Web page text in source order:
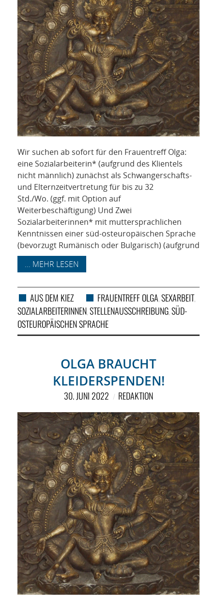
Wir suchen ab sofort für den Frauentreff Olga:
eine Sozialarbeiterin* (aufgrund des Klientels
nicht männlich) zunächst als Schwangerschafts-
und Elternzeitvertretung für bis zu 32
Std./Wo. (ggf. mit Option auf
Weiterbeschäftigung) Und Zwei
Sozialarbeiterinnen* mit muttersprachlichen
Kenntnissen einer süd-osteuropäischen Sprache
(bevorzugt Rumänisch oder Bulgarisch) (aufgrund
... MEHR LESEN
AUS DEM KIEZ FRAUENTREFF OLGA,SEXARBEIT,
SOZIALARBEITERINNEN,STELLENAUSSCHREIBUNG,SÜD-
OSTEUROPÄISCHEN SPRACHE
OLGA BRAUCHT
KLEIDERSPENDEN!
30. JUNI 2022 REDAKTION